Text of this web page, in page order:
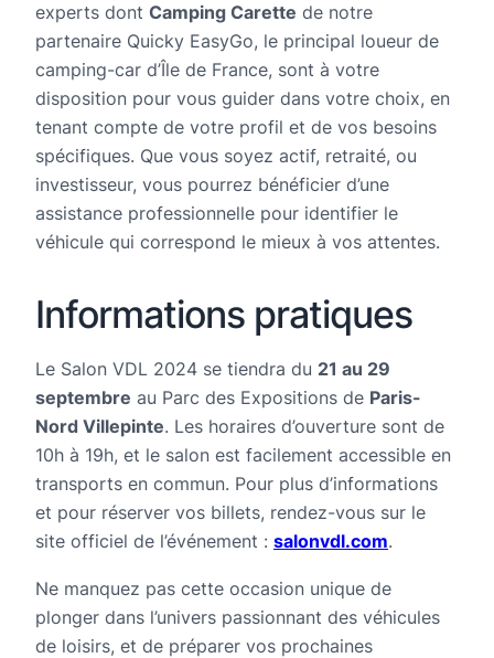
experts dont Camping Carette de notre
partenaire Quicky EasyGo, le principal loueur de
camping-car d’Île de France, sont à votre
disposition pour vous guider dans votre choix, en
tenant compte de votre profil et de vos besoins
spécifiques. Que vous soyez actif, retraité, ou
investisseur, vous pourrez bénéficier d’une
assistance professionnelle pour identifier le
véhicule qui correspond le mieux à vos attentes.
Informations pratiques
Le Salon VDL 2024 se tiendra du 21 au 29
septembre au Parc des Expositions de Paris-
Nord Villepinte. Les horaires d’ouverture sont de
10h à 19h, et le salon est facilement accessible en
transports en commun. Pour plus d’informations
et pour réserver vos billets, rendez-vous sur le
site officiel de l’événement : salonvdl.com.
Ne manquez pas cette occasion unique de
plonger dans l’univers passionnant des véhicules
de loisirs, et de préparer vos prochaines